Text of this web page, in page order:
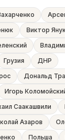
Виктор
Грузия
ДНР
Дональд
Игорь
Саакашвили
Азаров
Польша